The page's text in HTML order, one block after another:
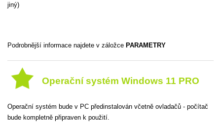
jiný)
Podrobnější informace najdete v záložce PARAMETRY
Operační systém Windows 11 PRO
Operační systém bude v PC předinstalován včetně ovladačů - počítač
bude kompletně připraven k použití.